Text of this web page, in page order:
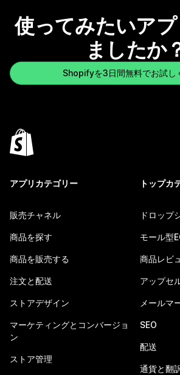
使ってみたいアプ
ましたか
Shopifyを3日間無料でお試し
アプリカテゴリー
販売チャネル
商品を探す
商品を販売する
注文と配送
ストアデザイン
マーケティングとコンバージョ
ン
ストア管理
トップカ
ドロップ
モール型
商品レビ
アップセ
メールマ
SEO
配送
通貨と翻